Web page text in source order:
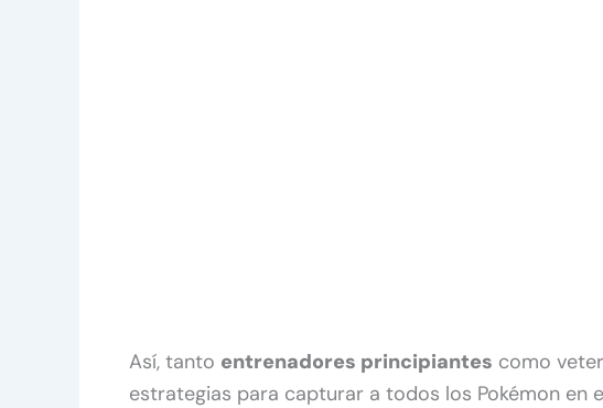
Así, tanto entrenadores principiantes como
estrategias para capturar a todos los Pokémon en